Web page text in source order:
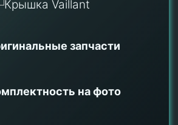
запчасти
на фото